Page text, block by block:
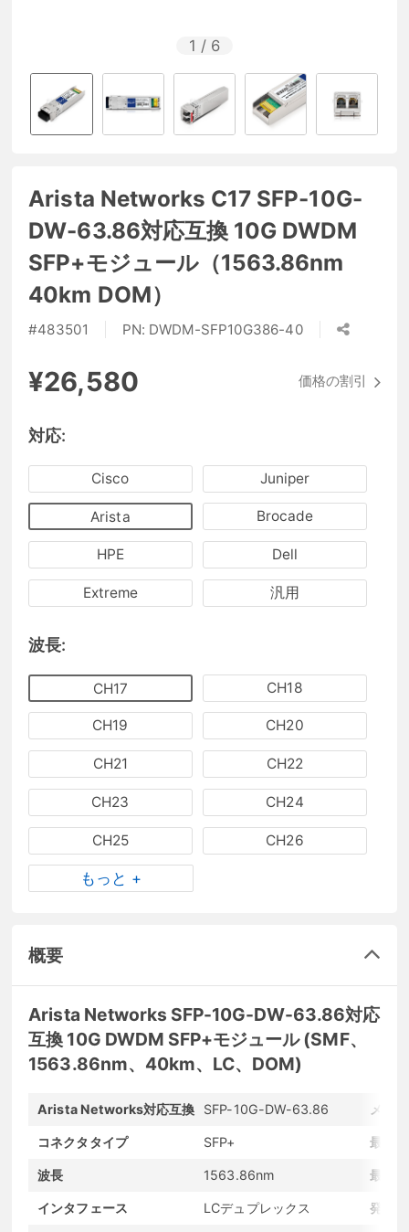
1 / 6
Arista Networks C17 SFP-10G-
DW-63.86対応互換 10G DWDM
SFP+モジュール（1563.86nm
40km DOM）
#483501 PN: DWDM-SFP10G386-40
¥26,580 価格の割引
対応:
Cisco Juniper
Arista Brocade
HPE Dell
Extreme 汎用
波長:
CH17 CH18
CH19 CH20
CH21 CH22
CH23 CH24
CH25 CH26
もっと +
概要
Arista Networks SFP-10G-DW-63.86対応
互換 10G DWDM SFP+モジュール (SMF、
1563.86nm、40km、LC、DOM)
Arista Networks対応互換 SFP-10G-DW-63.86 メー
コネクタタイプ SFP+ 最大
波長 1563.86nm 最大
インタフェース LCデュプレックス 発光